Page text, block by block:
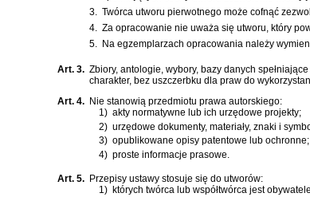
3. Twórca utworu pierwotnego może cofnąć
4. Za opracowanie nie uważa się utworu, który
5. Na egzemplarzach opracowania należy
Art. 3. Zbiory, antologie, wybory, bazy danych
charakter, bez uszczerbku dla praw do
Art. 4. Nie stanowią przedmiotu prawa autorskiego:
1) akty normatywne lub ich urzędowe projekty;
2) urzędowe dokumenty, materiały, znaki i
3) opublikowane opisy patentowe lub ochronne;
4) proste informacje prasowe.
Art. 5. Przepisy ustawy stosuje się do utworów:
1) których twórca lub współtwórca jest